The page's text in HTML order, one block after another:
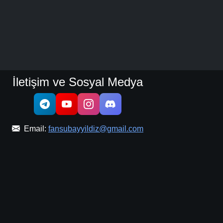
İletişim ve Sosyal Medya
Email: fansubayyildiz@gmail.com